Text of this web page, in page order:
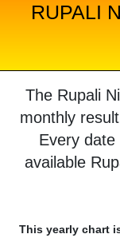
RUPALI
The Rupali
monthly
Every
available
This yearly chart